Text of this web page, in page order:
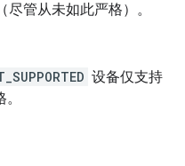
管从未如此严格）。
设备仅支持